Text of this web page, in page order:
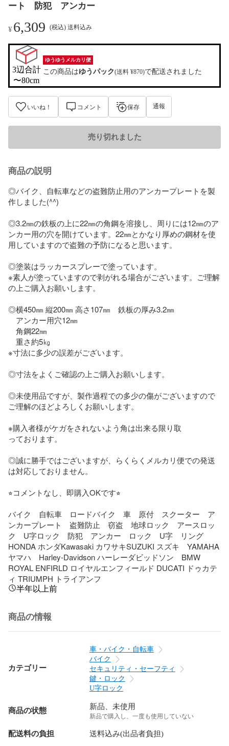
ート 防犯 アンカー
¥6,309 (税込) 送料込み
3辺合計
〜80cm
ゆうゆうメルカリ便
この商品はゆうパック(送料 ¥870)で配送されました
いいね！ コメント 保存 通報
売り切れました
商品の説明
◎バイク、自転車などの盗難防止用のアンカープレートを製
作しました(^^)
◎3.2㎜の鉄板の上に22㎜の角鋼を溶接し、周りには12㎜のア
ンカー用の穴を開けています。22㎜とかなり厚めの鋼材を使
用していますので盗難の予防になると思います。
◎塗装はラッカースプレーで塗っています。
※素人が塗っていますので剥がれる場合がございます。ご理解
の上ご購入お願いします。
◎横450㎜ 縦200㎜ 高さ107㎜　鉄板の厚み3.2㎜
アンカー用穴12㎜
角鋼22㎜
重さ約5㎏
※寸法に多少の誤差がございます。
◎寸法をよくご確認の上ご購入お願いします。
◎未使用品ですが、製作過程での多少の傷がございますので
ご理解のほどよろしくお願いします。
※購入者様がケガをされないよう角は出来る限り取
っております。
◎誠に勝手ではございますが、らくらくメルカリ便での発送
は対応しておりません。
⭐︎コメントなし、即購入OKです⭐︎
バイク　自転車　ロードバイク　車　原付　スクーター　ア
ンカープレート　盗難防止　窃盗　地球ロック　アースロッ
ク　U字ロック　防犯　アンカー　ロック　U字　リング
HONDA ホンダKawasaki カワサキSUZUKI スズキ　YAMAHA
ヤマハ　Harley-Davidson ハーレーダビッドソン　BMW
ROYAL ENFIRLD ロイヤルエンフィールド DUCATI ドゥカテ
ィ TRIUMPH トライアンフ
半年以上前
商品の情報
カテゴリー
車・バイク・自転車
バイク
セキュリティ・セーフティ
鍵・ロック
U字ロック
商品の状態 新品、未使用
新品で購入し、一度も使用していない
配送料の負担 送料込み(出品者負担)